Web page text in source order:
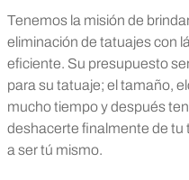
Tenemos la misión de
eliminación de tatuajes con
eficiente. Su presupuesto
para su tatuaje; el tamaño,
mucho tiempo y después
deshacerte finalmente de tu
a ser tú mismo.